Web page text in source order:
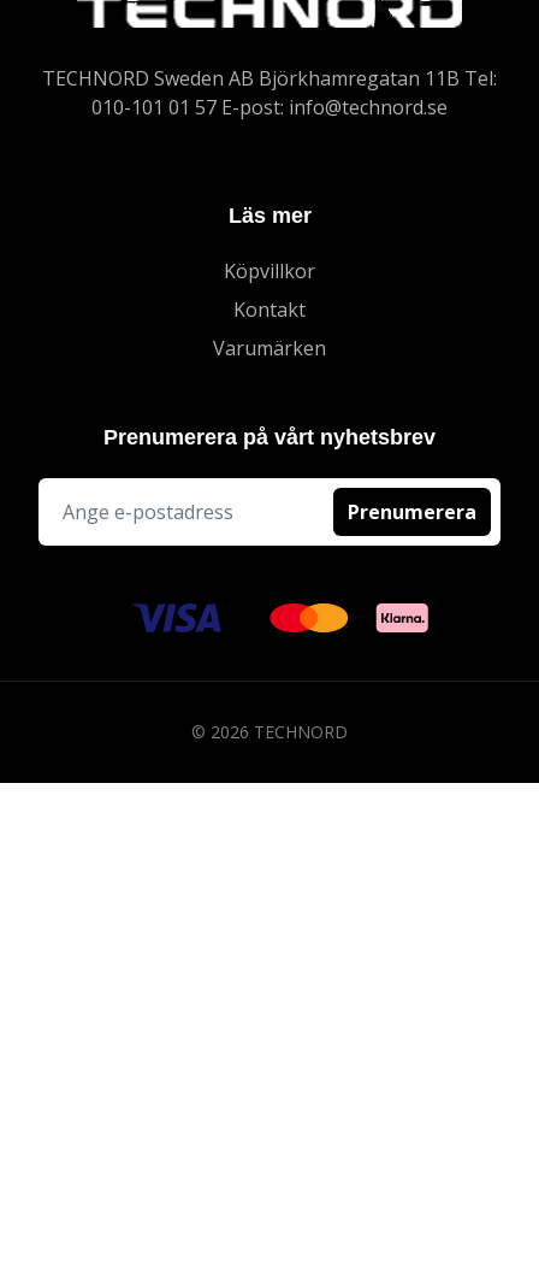
TECHNORD Sweden AB Björkhamregatan 11B Tel:
010-101 01 57 E-post: info@technord.se
Läs mer
Köpvillkor
Kontakt
Varumärken
Prenumerera på vårt nyhetsbrev
Prenumerera
© 2026 TECHNORD